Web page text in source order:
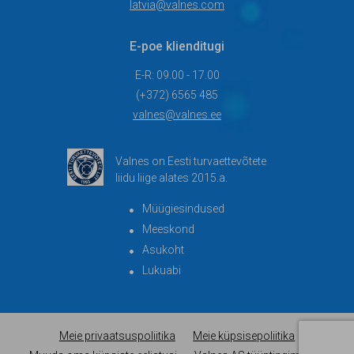
latvia@valnes.com
E-poe klienditugi
E-R: 09.00 - 17.00
(+372) 6565 485
valnes@valnes.ee
Valnes on Eesti turvaettevõtete
liidu liige alates 2015.a.
Müügiesindused
Meeskond
Asukoht
Lukuabi
Meie privaatsuspoliitika
Meie küpsisepoliitika